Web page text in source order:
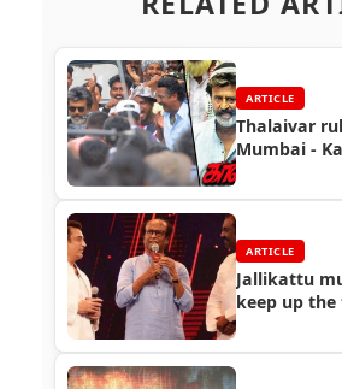
ARTICLE
Thalaivar
Mumbai -
ARTICLE
Jallikattu
keep up